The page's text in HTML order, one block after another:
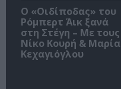
O «Οιδίποδας» του
Ρόμπερτ Άικ ξανά
στη Στέγη – Με τους
Νίκο Κουρή & Μαρία
Κεχαγιόγλου